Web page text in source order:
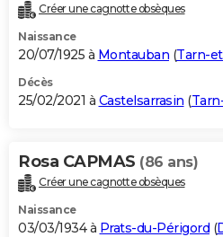
Créer une cagnotte obsèques
Naissance
20/07/1925 à Montauban (Tarn-
Décès
25/02/2021 à Castelsarrasin (
Rosa CAPMAS (86 ans)
Créer une cagnotte obsèques
Naissance
03/03/1934 à Prats-du-Périgord (